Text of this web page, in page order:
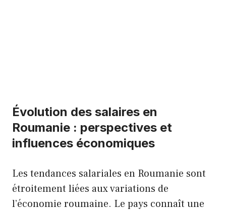
Évolution des salaires en
Roumanie : perspectives et
influences économiques
Les tendances salariales en Roumanie sont
étroitement liées aux variations de
l’économie roumaine. Le pays connaît une